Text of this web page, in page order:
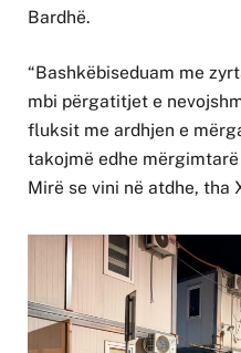
Bardhë.
“Bashkëbiseduam me
mbi përgatitjet e
fluksit me ardhjen e
takojmë edhe
Mirë se vini në atdhe, tha